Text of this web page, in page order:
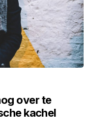
over te
kachel